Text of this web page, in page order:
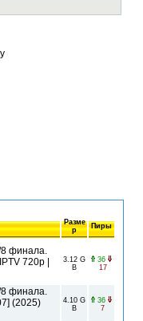
Разме
р
Пиры
финала.
720p |
3.12 G
B
36
17
финала.
(2025)
4.10 G
B
36
7